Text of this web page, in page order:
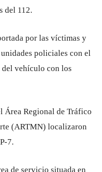
del 112.
por las víctimas y
policiales con el
vehículo con los
Área Regional de Tráfico
(ARTMN) localizaron
7.
de servicio situada en